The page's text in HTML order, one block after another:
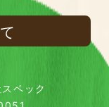
ペック